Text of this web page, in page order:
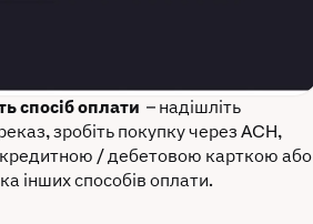
спосіб оплати – надішліть
зробіть покупку через ACH,
/ дебетовою карткою або
інших способів оплати.